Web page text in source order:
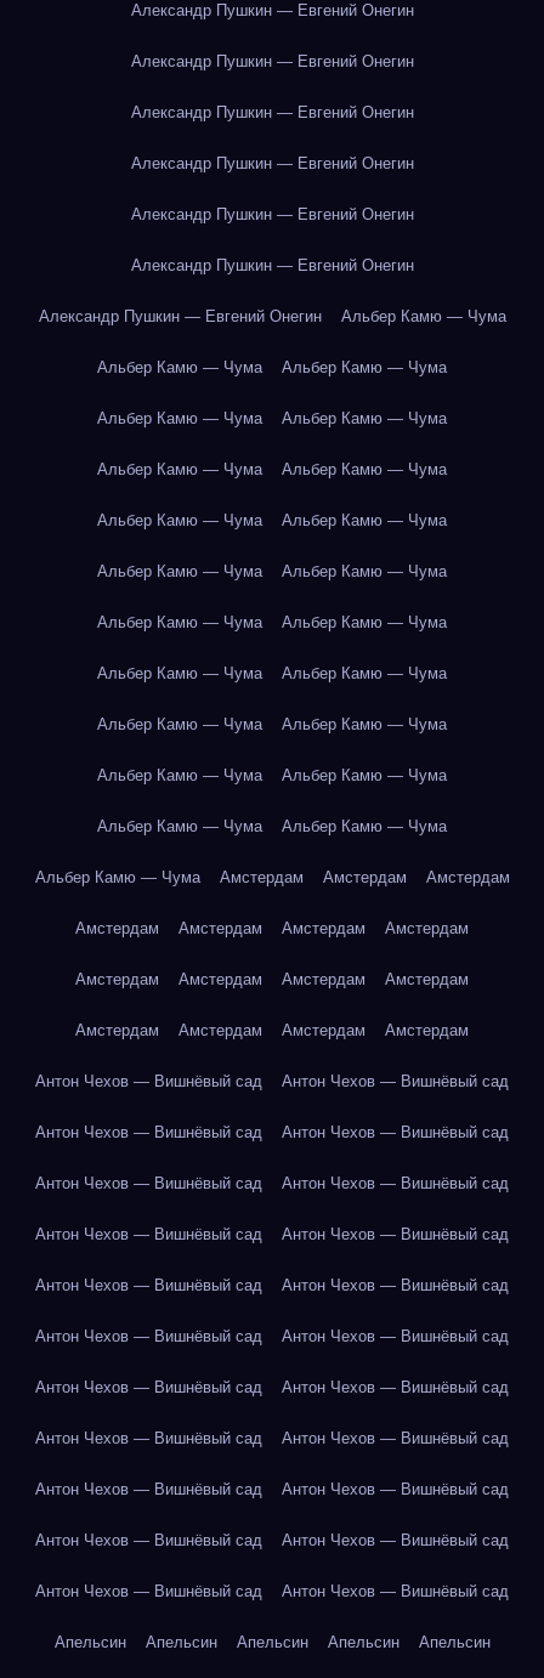
Александр Пушкин — Евгений Онегин
Александр Пушкин — Евгений Онегин
Александр Пушкин — Евгений Онегин
Александр Пушкин — Евгений Онегин
Александр Пушкин — Евгений Онегин
Александр Пушкин — Евгений Онегин
Александр Пушкин — Евгений Онегин Альбер Камю — Чума
Альбер Камю — Чума Альбер Камю — Чума
Альбер Камю — Чума Альбер Камю — Чума
Альбер Камю — Чума Альбер Камю — Чума
Альбер Камю — Чума Альбер Камю — Чума
Альбер Камю — Чума Альбер Камю — Чума
Альбер Камю — Чума Альбер Камю — Чума
Альбер Камю — Чума Альбер Камю — Чума
Альбер Камю — Чума Альбер Камю — Чума
Альбер Камю — Чума Альбер Камю — Чума
Альбер Камю — Чума Альбер Камю — Чума
Альбер Камю — Чума Амстердам Амстердам Амстердам
Амстердам Амстердам Амстердам Амстердам
Амстердам Амстердам Амстердам Амстердам
Амстердам Амстердам Амстердам Амстердам
Антон Чехов — Вишнёвый сад Антон Чехов — Вишнёвый сад
Антон Чехов — Вишнёвый сад Антон Чехов — Вишнёвый сад
Антон Чехов — Вишнёвый сад Антон Чехов — Вишнёвый сад
Антон Чехов — Вишнёвый сад Антон Чехов — Вишнёвый сад
Антон Чехов — Вишнёвый сад Антон Чехов — Вишнёвый сад
Антон Чехов — Вишнёвый сад Антон Чехов — Вишнёвый сад
Антон Чехов — Вишнёвый сад Антон Чехов — Вишнёвый сад
Антон Чехов — Вишнёвый сад Антон Чехов — Вишнёвый сад
Антон Чехов — Вишнёвый сад Антон Чехов — Вишнёвый сад
Антон Чехов — Вишнёвый сад Антон Чехов — Вишнёвый сад
Антон Чехов — Вишнёвый сад Антон Чехов — Вишнёвый сад
Апельсин Апельсин Апельсин Апельсин Апельсин